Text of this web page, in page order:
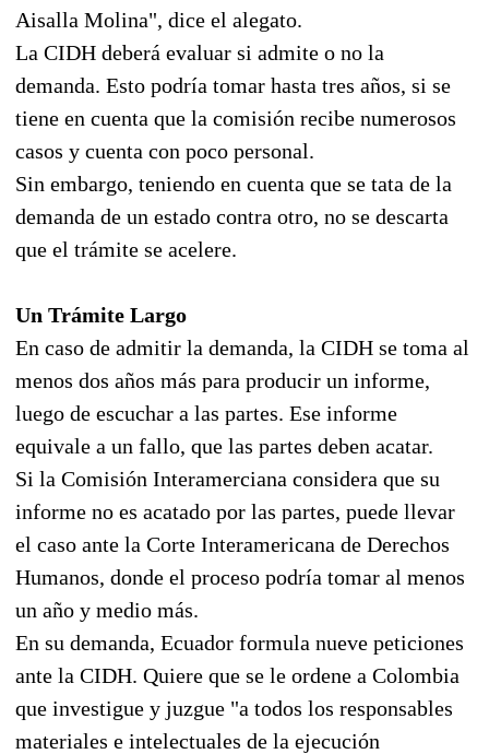
Aisalla Molina", dice el alegato.
La CIDH deberá evaluar si admite o no la
demanda. Esto podría tomar hasta tres años, si se
tiene en cuenta que la comisión recibe numerosos
casos y cuenta con poco personal.
Sin embargo, teniendo en cuenta que se tata de la
demanda de un estado contra otro, no se descarta
que el trámite se acelere.
Un Trámite Largo
En caso de admitir la demanda, la CIDH se toma al
menos dos años más para producir un informe,
luego de escuchar a las partes. Ese informe
equivale a un fallo, que las partes deben acatar.
Si la Comisión Interamerciana considera que su
informe no es acatado por las partes, puede llevar
el caso ante la Corte Interamericana de Derechos
Humanos, donde el proceso podría tomar al menos
un año y medio más.
En su demanda, Ecuador formula nueve peticiones
ante la CIDH. Quiere que se le ordene a Colombia
que investigue y juzgue "a todos los responsables
materiales e intelectuales de la ejecución